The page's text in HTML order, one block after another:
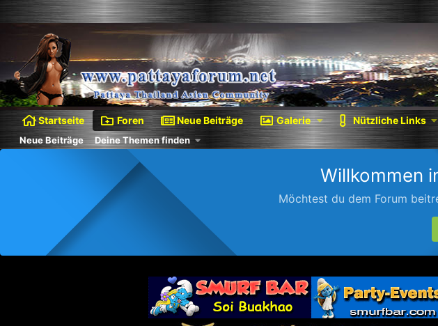
Startseite Foren Neue Beiträge Galerie Nützliche Links
Neue Beiträge Deine Themen finden
Willkommen
Möchtest du dem Forum